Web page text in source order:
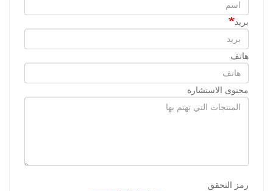
بريد
هاتف
محتوى الاستشارة
رمز التحقق